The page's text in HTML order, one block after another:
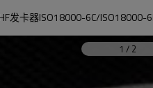
发卡器ISO18000-6C/ISO18000-
1 / 2